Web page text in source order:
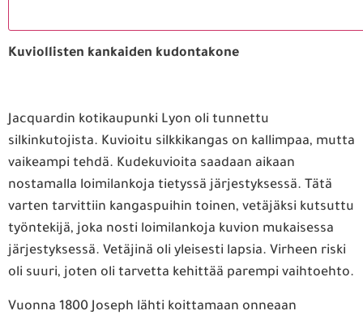
Kuviollisten kankaiden kudontakone
Jacquardin kotikaupunki Lyon oli tunnettu
silkinkutojista. Kuvioitu silkkikangas on kallimpaa, mutta
vaikeampi tehdä. Kudekuvioita saadaan aikaan
nostamalla loimilankoja tietyssä järjestyksessä. Tätä
varten tarvittiin kangaspuihin toinen, vetäjäksi kutsuttu
työntekijä, joka nosti loimilankoja kuvion mukaisessa
järjestyksessä. Vetäjinä oli yleisesti lapsia. Virheen riski
oli suuri, joten oli tarvetta kehittää parempi vaihtoehto.
Vuonna 1800 Joseph lähti koittamaan onneaan